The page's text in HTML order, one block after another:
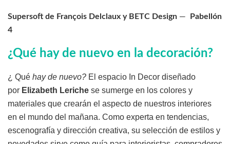
Supersoft de François Delclaux y BETC Design —
Pabellón
4
¿Qué hay de nuevo en la decoración?
¿ Qué hay de nuevo? El espacio In Decor diseñado
por Elizabeth Leriche se sumerge en los colores y
materiales que crearán el aspecto de nuestros interiores
en el mundo del mañana. Como experta en tendencias,
escenografía y dirección creativa, su selección de estilos y